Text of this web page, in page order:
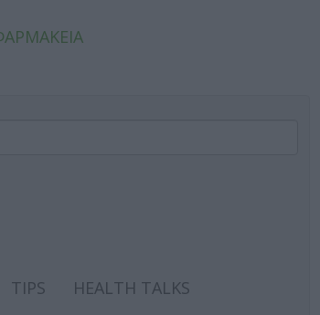
TIPS
HEALTH TALKS